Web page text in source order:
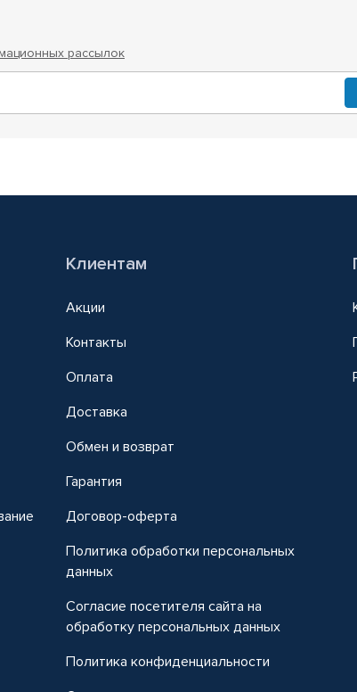
рассылок
Клиентам
Акции
Контакты
Оплата
Доставка
Обмен и возврат
Гарантия
Договор-оферта
Политика обработки персональных
данных
Согласие посетителя сайта на
обработку персональных данных
Политика конфиденциальности